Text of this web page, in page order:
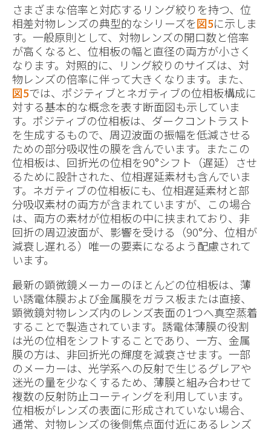
さまざまな倍率と対応するリング絞りを持つ、位
相差対物レンズの典型的なシリーズを図5に示しま
す。一般原則として、対物レンズの開口数と倍率
が高くなると、位相板の幅と直径の両方が小さく
なります。対照的に、リング絞りのサイズは、対
物レンズの倍率に伴って大きくなります。また、
図5では、ポジティブとネガティブの位相板構成に
対する基本的な概念を表す断面図も示していま
す。ポジティブの位相板は、ダークコントラスト
を生成するもので、周辺波面の振幅を低減させる
ための部分吸収性の膜を含んでいます。またこの
位相板は、回折光の位相を90°シフト（遅延）させ
るために設計された、位相遅延素材も含んでいま
す。ネガティブの位相板にも、位相遅延素材と部
分吸収素材の両方が含まれていますが、この場合
は、両方の素材が位相板の中に挟まれており、非
回折の周辺波面が、影響を受ける（90°分、位相が
減衰し遅れる）唯一の要素になるよう配慮されて
います。
最新の顕微鏡メーカーのほとんどの位相板は、薄
い誘電体膜および金属膜をガラス板または直接、
顕微鏡対物レンズ内のレンズ表面の1つへ真空蒸着
することで製造されています。誘電体薄膜の役割
は光の位相をシフトすることであり、一方、金属
膜の方は、非回折光の輝度を減衰させます。一部
のメーカーは、光学系への反射で生じるグレアや
迷光の量を少なくするため、薄膜と組み合わせて
複数の反射防止コーティングを利用しています。
位相板がレンズの表面に形成されていない場合、
通常、対物レンズの後側焦点面付近にあるレンズ